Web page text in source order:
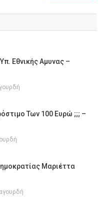
Εθνικής Αμυνας –
Των 100 Ευρώ ;;; –
Μαριέττα